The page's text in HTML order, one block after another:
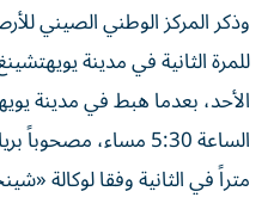
وذكر المركز الوطني الصيني
الأحد، بعدما هبط في مدينة
متراً في الثانية وفقا لوكالة